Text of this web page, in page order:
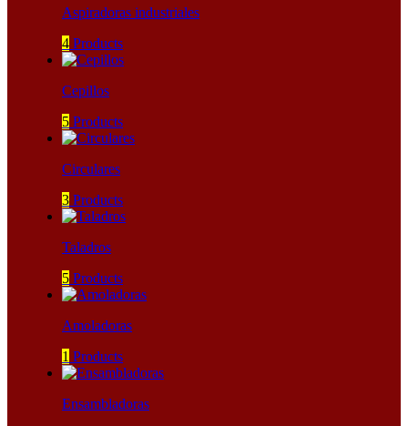
Aspiradoras industriales
4 Products
Cepillos
5 Products
Circulares
3 Products
Taladros
5 Products
Amoladoras
1 Products
Ensambladoras